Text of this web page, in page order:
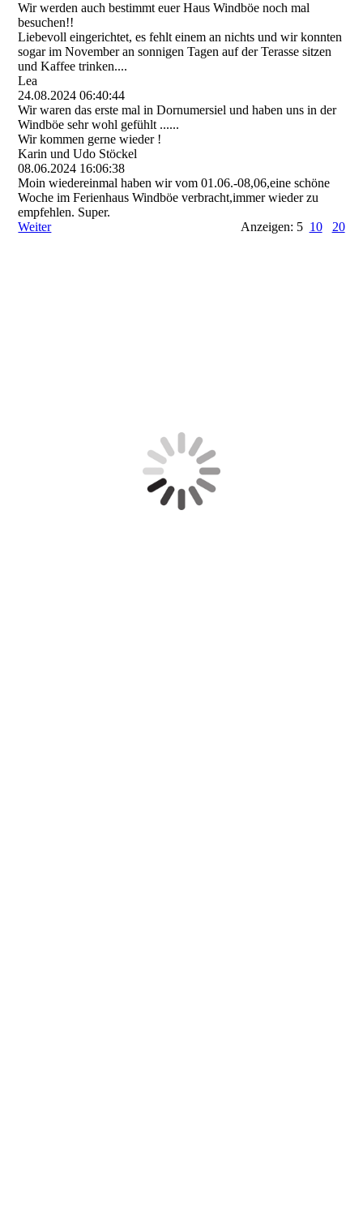
Wir werden auch bestimmt euer Haus Windböe noch mal
besuchen!!
Liebevoll eingerichtet, es fehlt einem an nichts und wir konnten
sogar im November an sonnigen Tagen auf der Terasse sitzen
und Kaffee trinken....
Lea
24.08.2024 06:40:44
Wir waren das erste mal in Dornumersiel und haben uns in der
Windböe sehr wohl gefühlt ......
Wir kommen gerne wieder !
Karin und Udo Stöckel
08.06.2024 16:06:38
Moin wiedereinmal haben wir vom 01.06.-08,06,eine schöne
Woche im Ferienhaus Windböe verbracht,immer wieder zu
empfehlen. Super.
Weiter
Anzeigen: 5 10 20